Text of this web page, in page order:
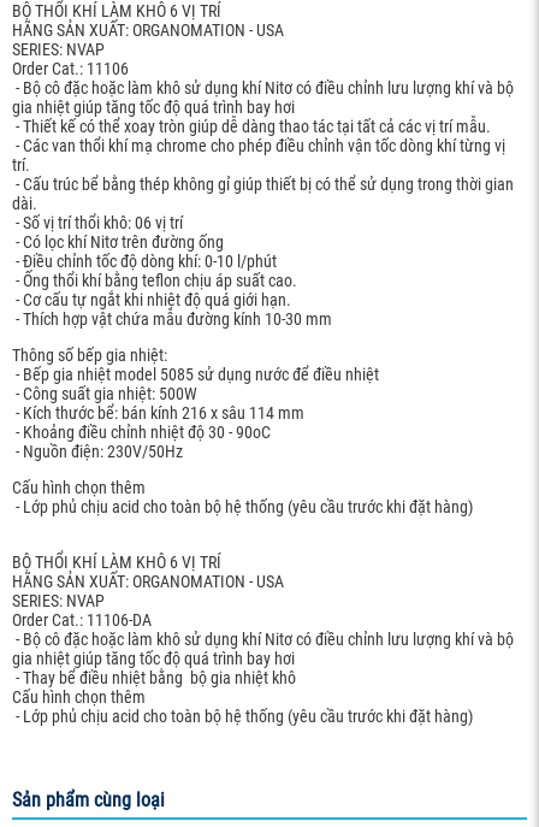
BỘ THỔI KHÍ LÀM KHÔ 6 VỊ TRÍ
HÃNG SẢN XUẤT: ORGANOMATION - USA
SERIES: NVAP
Order Cat.: 11106
- Bộ cô đặc hoặc làm khô sử dụng khí Nitơ có điều chỉnh lưu lượng khí và bộ
gia nhiệt giúp tăng tốc độ quá trình bay hơi
- Thiết kế có thể xoay tròn giúp dễ dàng thao tác tại tất cả các vị trí mẫu.
- Các van thổi khí mạ chrome cho phép điều chỉnh vận tốc dòng khí từng vị
trí.
- Cấu trúc bể bằng thép không gỉ giúp thiết bị có thể sử dụng trong thời gian
dài.
- Số vị trí thổi khô: 06 vị trí
- Có lọc khí Nitơ trên đường ống
- Điều chỉnh tốc độ dòng khí: 0-10 l/phút
- Ống thổi khí bằng teflon chịu áp suất cao.
- Cơ cấu tự ngắt khi nhiệt độ quá giới hạn.
- Thích hợp vật chứa mẫu đường kính 10-30 mm
Thông số bếp gia nhiệt:
- Bếp gia nhiệt model 5085 sử dụng nước để điều nhiệt
- Công suất gia nhiệt: 500W
- Kích thước bể: bán kính 216 x sâu 114 mm
- Khoảng điều chỉnh nhiệt độ 30 - 90oC
- Nguồn điện: 230V/50Hz
Cấu hình chọn thêm
- Lớp phủ chịu acid cho toàn bộ hệ thống (yêu cầu trước khi đặt hàng)
BỘ THỔI KHÍ LÀM KHÔ 6 VỊ TRÍ
HÃNG SẢN XUẤT: ORGANOMATION - USA
SERIES: NVAP
Order Cat.: 11106-DA
- Bộ cô đặc hoặc làm khô sử dụng khí Nitơ có điều chỉnh lưu lượng khí và bộ
gia nhiệt giúp tăng tốc độ quá trình bay hơi
- Thay bể điều nhiệt bằng bộ gia nhiệt khô
Cấu hình chọn thêm
- Lớp phủ chịu acid cho toàn bộ hệ thống (yêu cầu trước khi đặt hàng)
Sản phẩm cùng loại